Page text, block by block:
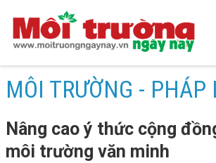
MÔI TRƯỜNG - PHÁP
Nâng cao ý thức cộng
môi trường văn minh